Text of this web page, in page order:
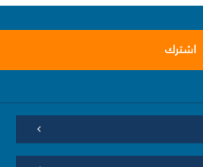
اشترك